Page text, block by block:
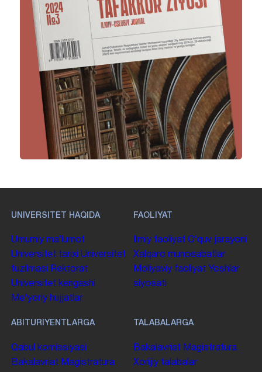
UNIVERSITET HAQIDA
Umumiy maʼlumot
Universitet tarixi Universitet
tuzilmasi
Rektorat
Universitet kengashi
Me'yoriy hujjatlar
FAOLIYAT
Ilmiy faoliyat Oʻquv jarayoni
Xalqaro munosabatlar
Moliyaviy faoliyat Yoshlar
siyosati
ABITURIYENTLARGA
Qabul komissiyasi
Bakalavriat Magistratura
TALABALARGA
Bakalavriat Magistratura
Xorijiy talabalar